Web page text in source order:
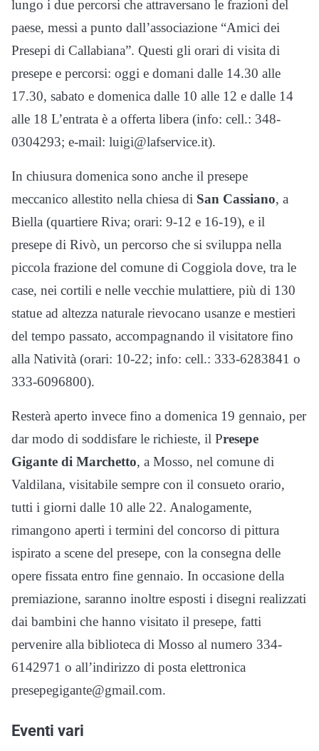
lungo i due percorsi che attraversano le frazioni del
paese, messi a punto dall’associazione “Amici dei
Presepi di Callabiana”. Questi gli orari di visita di
presepe e percorsi: oggi e domani dalle 14.30 alle
17.30, sabato e domenica dalle 10 alle 12 e dalle 14
alle 18 L’entrata è a offerta libera (info: cell.: 348-
0304293; e-mail: luigi@lafservice.it).
In chiusura domenica sono anche il presepe
meccanico allestito nella chiesa di San Cassiano, a
Biella (quartiere Riva; orari: 9-12 e 16-19), e il
presepe di Rivò, un percorso che si sviluppa nella
piccola frazione del comune di Coggiola dove, tra le
case, nei cortili e nelle vecchie mulattiere, più di 130
statue ad altezza naturale rievocano usanze e mestieri
del tempo passato, accompagnando il visitatore fino
alla Natività (orari: 10-22; info: cell.: 333-6283841 o
333-6096800).
Resterà aperto invece fino a domenica 19 gennaio, per
dar modo di soddisfare le richieste, il Presepe
Gigante di Marchetto, a Mosso, nel comune di
Valdilana, visitabile sempre con il consueto orario,
tutti i giorni dalle 10 alle 22. Analogamente,
rimangono aperti i termini del concorso di pittura
ispirato a scene del presepe, con la consegna delle
opere fissata entro fine gennaio. In occasione della
premiazione, saranno inoltre esposti i disegni realizzati
dai bambini che hanno visitato il presepe, fatti
pervenire alla biblioteca di Mosso al numero 334-
6142971 o all’indirizzo di posta elettronica
presepegigante@gmail.com.
Eventi vari